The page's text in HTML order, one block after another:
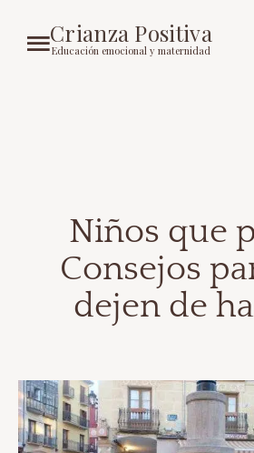
Crianza Positiva
Educación emocional y maternidad
Niños que
Consejos
dejen de